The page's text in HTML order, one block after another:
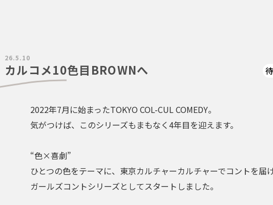
26.5.10
カルコメ10色目BROWNへ
2022年7月に始まったTOKYO COL-CUL COMEDY。
気がつけば、このシリーズもまもなく4年目を迎えます。
“色×喜劇”
ひとつの色をテーマに、東京カルチャーカルチャーでコントを届
ガールズコントシリーズとしてスタートしました。